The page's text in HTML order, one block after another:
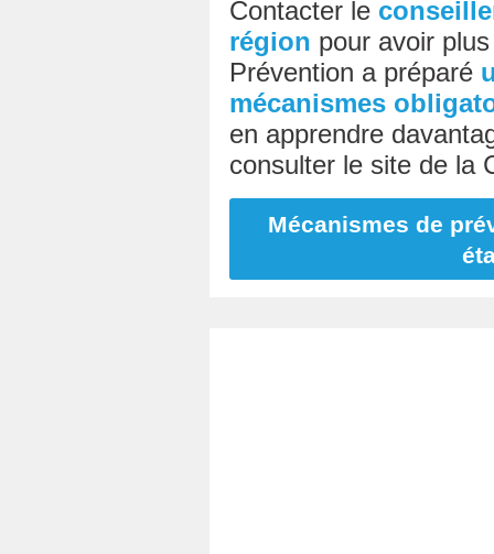
Contacter le
région pour avoir
Prévention a préparé
mécanismes
en apprendre
consulter le site de la
Mécanismes de